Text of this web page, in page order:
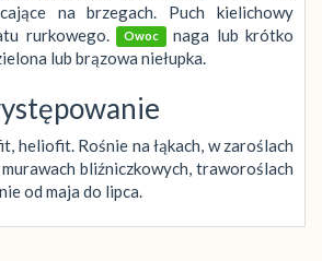
na brzegach. Puch kielichowy
rurkowego.
Owoc naga lub krótko
lub brązowa niełupka.
heliofit. Rośnie na łąkach, w zaroślach
bliźniczkowych, traworoślach
od maja do lipca.